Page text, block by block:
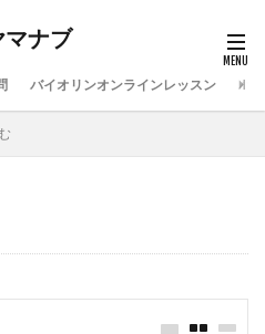
マナブ
バイオリンオンラインレッスン バ